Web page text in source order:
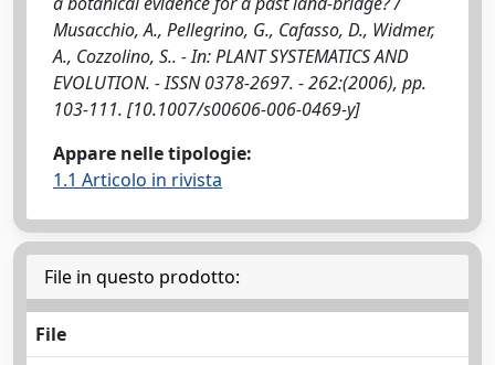
Musacchio, A., Pellegrino, G., Cafasso, D., Widmer,
A., Cozzolino, S.. - In: PLANT SYSTEMATICS AND
EVOLUTION. - ISSN 0378-2697. - 262:(2006), pp.
103-111. [10.1007/s00606-006-0469-y]
Appare nelle tipologie:
1.1 Articolo in rivista
File in questo prodotto:
File